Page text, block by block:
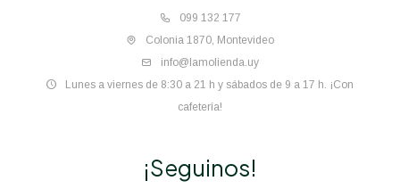
099 132 177
Colonia 1870, Montevideo
info@lamolienda.uy
Lunes a viernes de 8:30 a 21 h y sábados de 9 a 17 h. ¡Con
cafetería!
¡Seguinos!